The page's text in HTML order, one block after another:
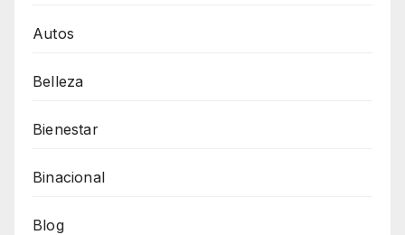
Autos
Belleza
Bienestar
Binacional
Blog